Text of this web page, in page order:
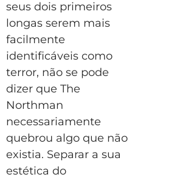
seus dois primeiros
longas serem mais
facilmente
identificáveis como
terror, não se pode
dizer que The
Northman
necessariamente
quebrou algo que não
existia. Separar a sua
estética do